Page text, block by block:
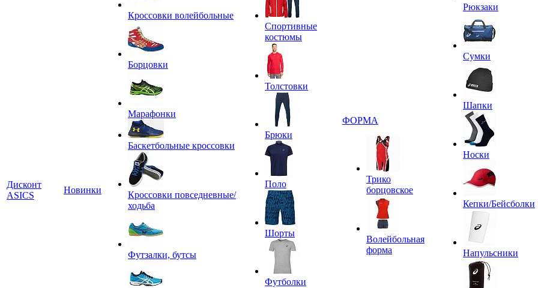
Дисконт
ASICS
Новинки
Кроссовки волейбольные
Борцовки
Марафонки
Баскетбольные кроссовки
Кроссовки повседневные/
ходьба
Футзалки, бутсы
Спортивные
костюмы
Толстовки
Брюки
Поло
Шорты
Футболки
ФОРМА
Трико
борцовское
Волейбольная
форма
Рюкзаки
Сумки
Шапки
Носки
Кепки/Бейсболки
Напульсники